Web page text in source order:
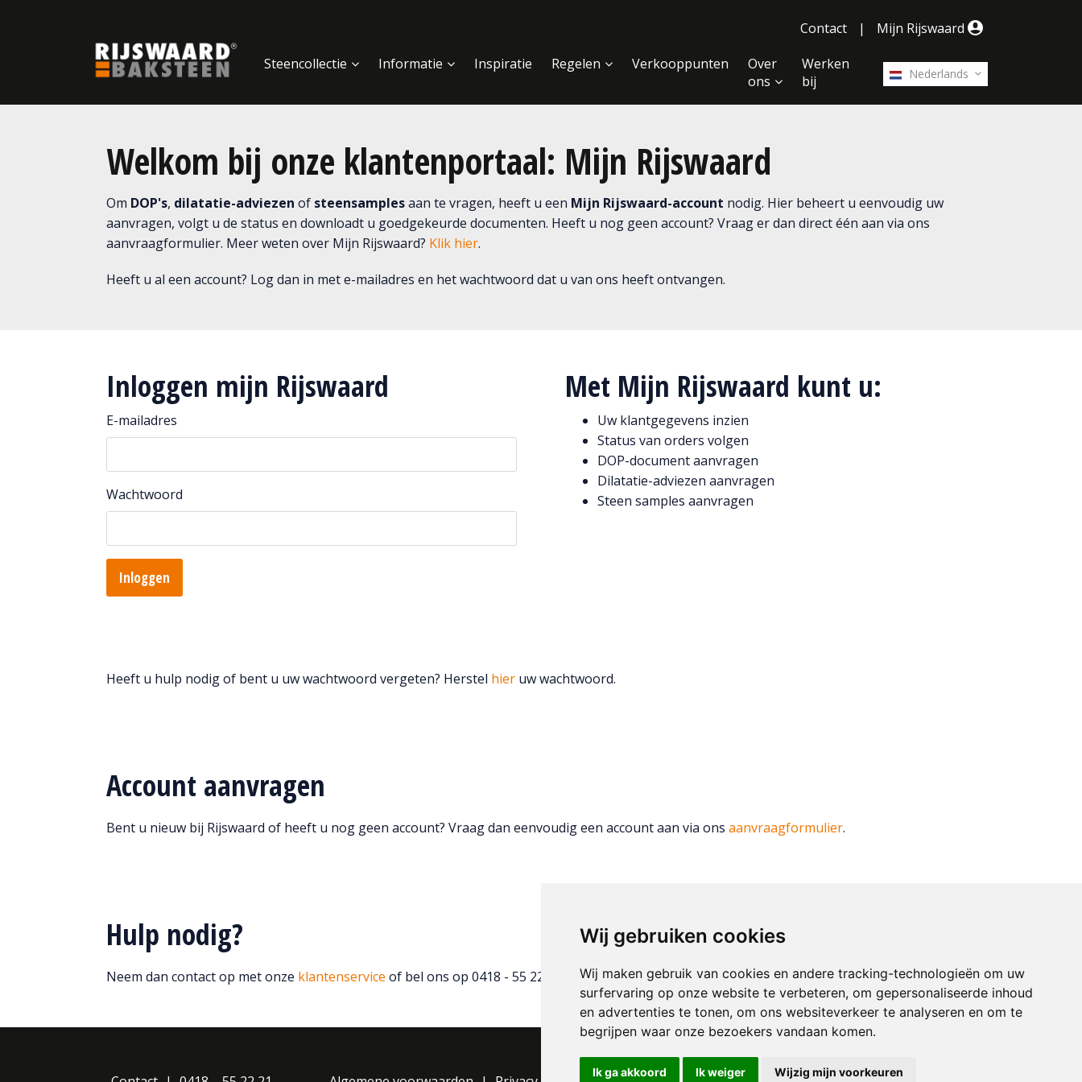
Wij gebruiken cookies
Wij maken gebruik van cookies en andere tracking-technologieën om uw
surfervaring op onze website te verbeteren, om gepersonaliseerde inhoud
en advertenties te tonen, om ons websiteverkeer te analyseren en om te
begrijpen waar onze bezoekers vandaan komen.
Ik ga akkoord Ik weiger Wijzig mijn voorkeuren
Contact
| Mijn Rijswaard
Nederlands
Steencollectie Informatie Inspiratie Regelen Verkooppunten
Over
ons
Werken
bij
Welkom bij onze klantenportaal: Mijn Rijswaard
Om DOP's, dilatatie-adviezen of steensamplesaan te vragen, heeft u een Mijn Rijswaard-account nodig. Hier beheert u eenvoudig uw
aanvragen, volgt u de status en downloadt u goedgekeurde documenten. Heeft u nog geen account? Vraag er dan direct één aan via ons
aanvraagformulier. Meer weten over Mijn Rijswaard? Klik hier.
Heeft u al een account? Log dan in met e-mailadres en het wachtwoord dat u van ons heeft ontvangen.
Inloggen mijn Rijswaard
E-mailadres
Wachtwoord
Inloggen
Met Mijn Rijswaard kunt u:
Uw klantgegevens inzien
Status van orders volgen
DOP-document aanvragen
Dilatatie-adviezen aanvragen
Steen samples aanvragen
Heeft u hulp nodig of bent u uw wachtwoord vergeten? Herstel hier uw wachtwoord.
Account aanvragen
Bent u nieuw bij Rijswaard of heeft u nog geen account? Vraag dan eenvoudig een account aan via ons aanvraagformulier.
Hulp nodig?
Neem dan contact op met onze klantenservice of bel ons op 0418 - 55 22 21.